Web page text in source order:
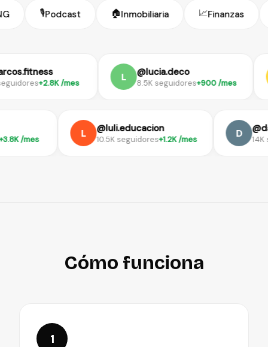
🎙️Podcast 🏠Inmobiliaria 📈Finanzas
+2.8K /mes
L @lucia.deco
8.5K seguidores+900 /mes
B
+3.8K /mes
L @luli.educacion
10.5K seguidores+1.2K /mes
D
Cómo funciona
1